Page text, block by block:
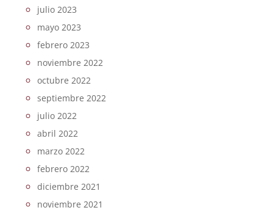
julio 2023
mayo 2023
febrero 2023
noviembre 2022
octubre 2022
septiembre 2022
julio 2022
abril 2022
marzo 2022
febrero 2022
diciembre 2021
noviembre 2021